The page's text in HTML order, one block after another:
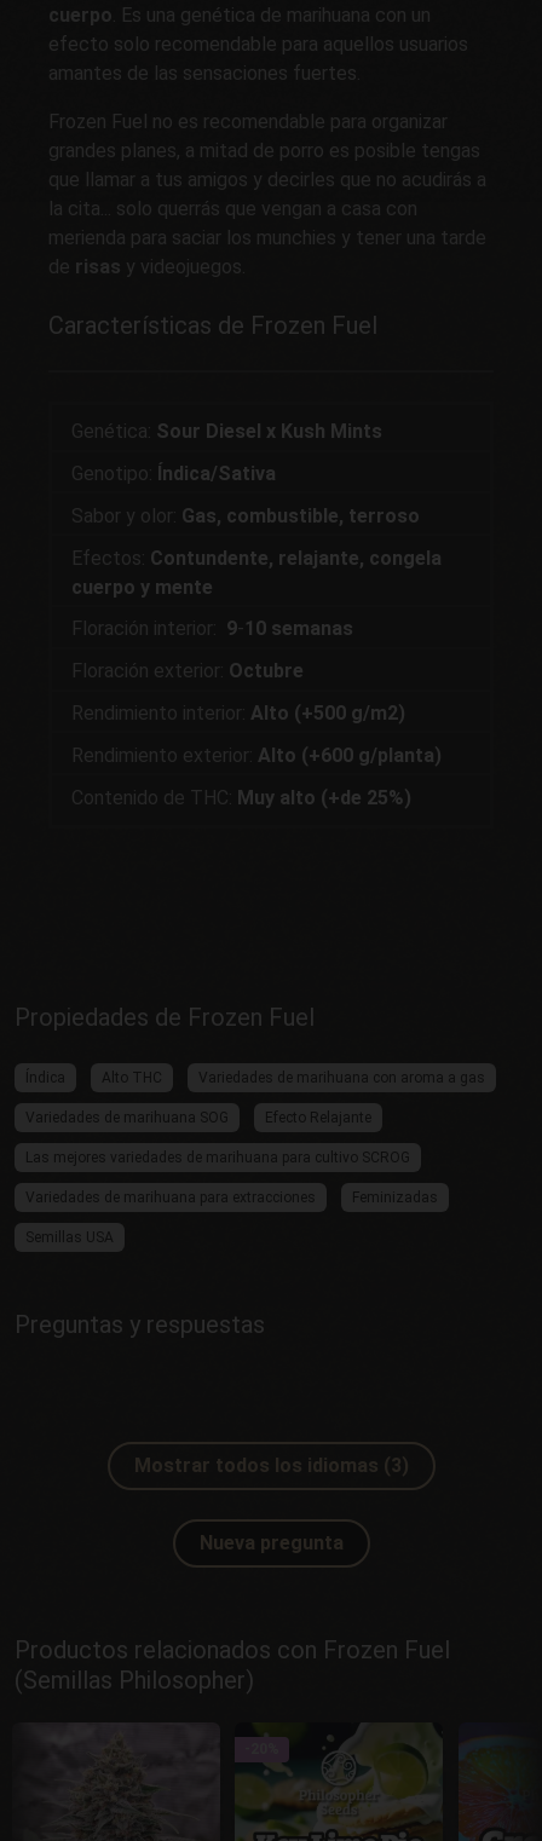
cuerpo. Es una genética de marihuana con un
efecto solo recomendable para aquellos usuarios
amantes de las sensaciones fuertes.
Frozen Fuel no es recomendable para organizar
grandes planes, a mitad de porro es posible tengas
que llamar a tus amigos y decirles que no acudirás a
la cita... solo querrás que vengan a casa con
merienda para saciar los munchies y tener una tarde
de risas y videojuegos.
Características de Frozen Fuel
Genética: Sour Diesel x Kush Mints
Genotipo: Índica/Sativa
Sabor y olor: Gas, combustible, terroso
Efectos: Contundente, relajante, congela
cuerpo y mente
Floración interior: 9-10 semanas
Floración exterior: Octubre
Rendimiento interior: Alto (+500 g/m2)
Rendimiento exterior: Alto (+600 g/planta)
Contenido de THC: Muy alto (+de 25%)
Propiedades de Frozen Fuel
Índica Alto THC Variedades de marihuana con aroma a gas
Variedades de marihuana SOG Efecto Relajante
Las mejores variedades de marihuana para cultivo SCROG
Variedades de marihuana para extracciones Feminizadas
Semillas USA
Preguntas y respuestas
Mostrar todos los idiomas (3)
Nueva pregunta
Productos relacionados con Frozen Fuel
(Semillas Philosopher)